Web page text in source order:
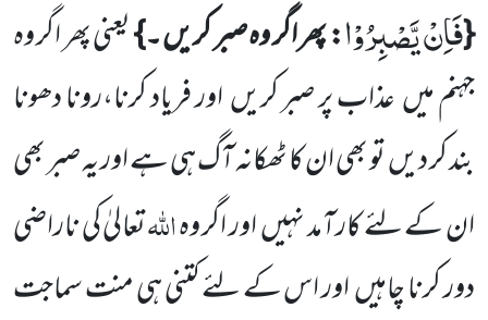
{فَاِنْ یَّصْبِرُوْا: پھر اگر وہ صبر کریں ۔}یعنی پھر اگر وہ
جہنم میںعذابپر صبر کریںاور فریاد کرنا،رونا دھونا
بند کر دیںتوبھی ان کا ٹھکانہ آگ ہی ہے اور یہ صبر بھی
ان کے لئے کارآمد نہیںاور اگر وہاللہتعالیٰ کی ناراضی
دور کرنا چاہیںاور اسکے لئے کتنی ہی منت سماجت